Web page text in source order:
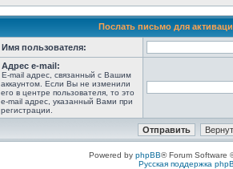
Послать письмо для
Имя пользователя:
Адрес e-mail:
E-mail адрес, связанный с Вашим
аккаунтом. Если Вы не изменили
его в центре пользователя, то это
e-mail адрес, указанный Вами при
регистрации.
Powered by phpBB® Forum Software
Русская поддержка